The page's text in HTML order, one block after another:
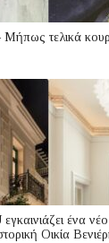
τελικά
ένα
Οικία